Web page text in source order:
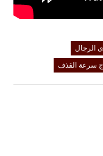
الرجال
سرعة القذف